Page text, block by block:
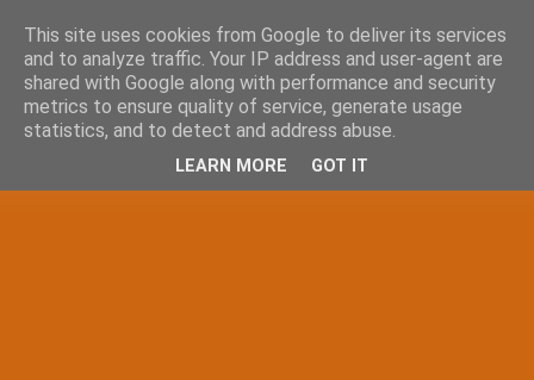
This site uses cookies from Google to deliver its services
and to analyze traffic. Your IP address and user-agent are
shared with Google along with performance and security
metrics to ensure quality of service, generate usage
statistics, and to detect and address abuse.
LEARN MORE GOT IT